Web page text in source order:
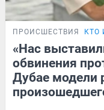
ПРОИСШЕСТВИЯ КТО
«Нас
обвинения
Дубае модели